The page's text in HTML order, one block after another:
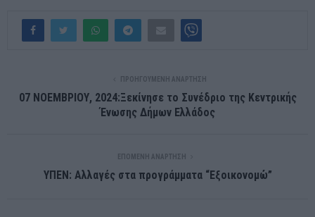
ΠΡΟΗΓΟΎΜΕΝΗ ΑΝΆΡΤΗΣΗ
07 ΝΟΕΜΒΡΙΟΥ, 2024:Ξεκίνησε το Συνέδριο της Κεντρικής
Ένωσης Δήμων Ελλάδος
ΕΠΌΜΕΝΗ ΑΝΆΡΤΗΣΗ
ΥΠΕΝ: Αλλαγές στα προγράμματα “Εξοικονομώ”